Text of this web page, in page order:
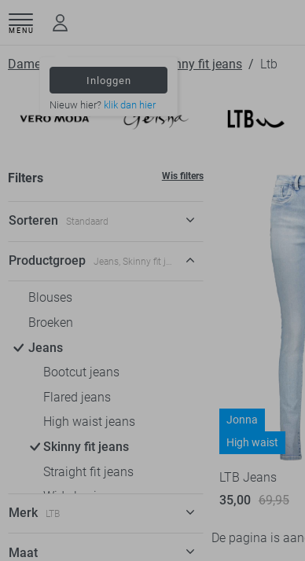
MENU
Inloggen
Nieuw hier? klik dan hier
Dameskleding Jeans Skinny fit jeans Ltb
Filters Wis filters
Sorteren Standaard
Standaard
Productgroep Jeans, Skinny fit jeans
Blouses
Broeken
Jeans
Bootcut jeans
Flared jeans
High waist jeans
Skinny fit jeans
Straight fit jeans
Wide leg jeans
Vesten
Jassen
Merk LTB
Geisha 18
Maat
Jonna
High waist
LTB Jeans
35,00 69,95
De pagina is